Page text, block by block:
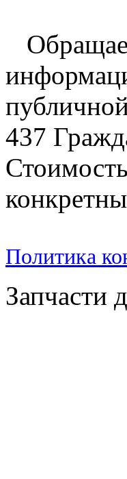
437
Политика
Запчасти